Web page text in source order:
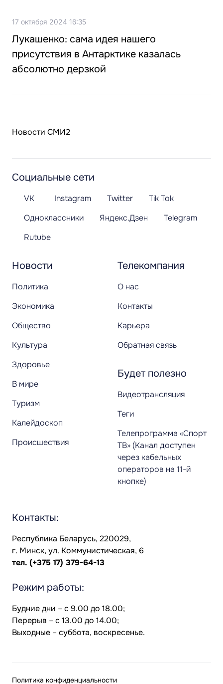
17 октября 2024 16:35
Лукашенко: сама идея нашего
присутствия в Антарктике казалась
абсолютно дерзкой
Новости СМИ2
Новости
Политика
Экономика
Общество
Культура
Здоровье
В мире
Туризм
Калейдоскоп
Происшествия
Телекомпания
О нас
Контакты
Карьера
Обратная связь
Будет полезно
Видеотрансляция
Теги
Телепрограмма «Спорт
ТВ» (Канал доступен
через кабельных
операторов на 11-й
кнопке)
Социальные сети
VK Instagram Twitter
Tik Tok
Одноклассники
Яндекс.Дзен
Telegram
Rutube
Контакты:
Республика Беларусь, 220029,
г. Минск, ул. Коммунистическая, 6
тел. (+375 17) 379-64-13
Режим работы:
Будние дни – с 9.00 до 18.00;
Перерыв – с 13.00 до 14.00;
Выходные – суббота, воскресенье.
Политика конфиденциальности